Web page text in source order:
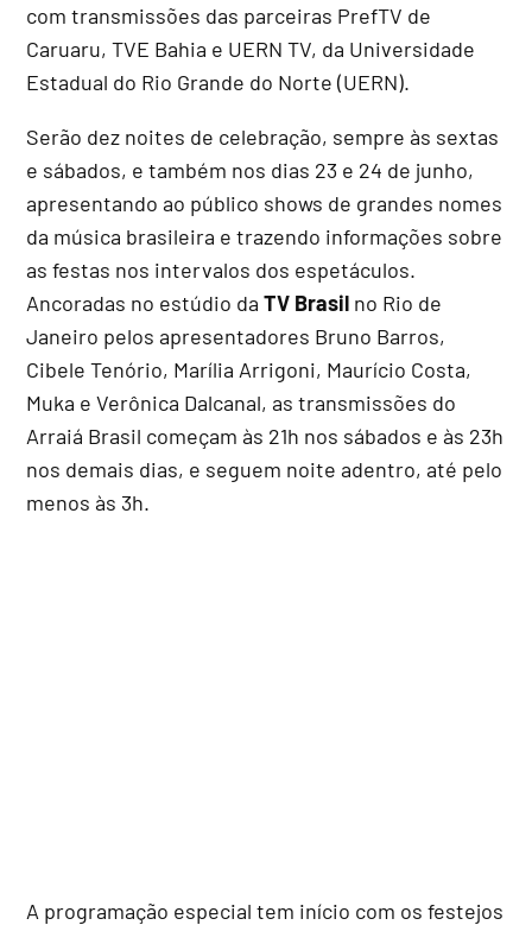
com transmissões das parceiras PrefTV de
Caruaru, TVE Bahia e UERN TV, da Universidade
Estadual do Rio Grande do Norte (UERN).
Serão dez noites de celebração, sempre às sextas
e sábados, e também nos dias 23 e 24 de junho,
apresentando ao público shows de grandes nomes
da música brasileira e trazendo informações sobre
as festas nos intervalos dos espetáculos.
Ancoradas no estúdio daTV Brasil no Rio de
Janeiro pelos apresentadores Bruno Barros,
Cibele Tenório, Marília Arrigoni, Maurício Costa,
Muka e Verônica Dalcanal, as transmissões do
Arraiá Brasil começam às 21h nos sábados e às 23h
nos demais dias, e seguem noite adentro, até pelo
menos às 3h.
A programação especial tem início com os festejos